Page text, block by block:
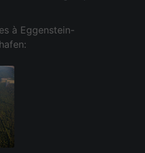
à Eggenstein-